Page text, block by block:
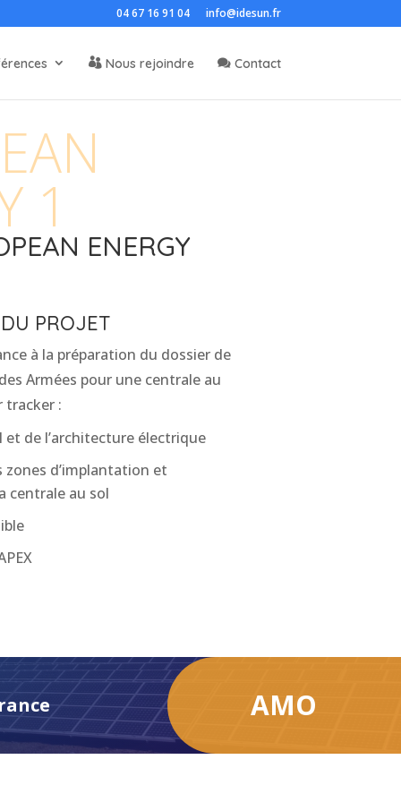
04 67 16 91 04 info@idesun.fr
Nous rejoindre Contact
1
ENERGY
PROJET
à la préparation du dossier de
Armées pour une centrale au
tracker :
de l’architecture électrique
d’implantation et
centrale au sol
AMO